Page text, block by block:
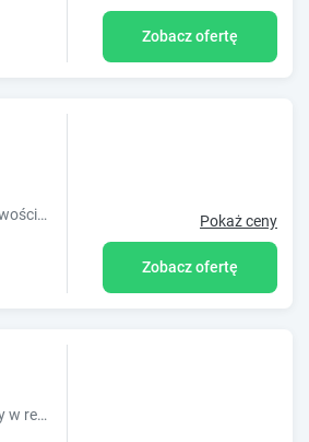
Zobacz ofertę
Zapraszamy do wypoczynku w apartamencie z ogrodem w miejscowości Wilkasy. Znajduje się w domu jednorodzinnym ,posiada niezależne wejście oraz ogród. Pokaż ceny
Zobacz ofertę
Obiekt OSADA Pod Brzozą położony jest w miejscowości Nowe Guty w regionie warmińsko-mazurskie i oferuje bezpłatne Wi-Fi, plac zabaw, ogród oraz